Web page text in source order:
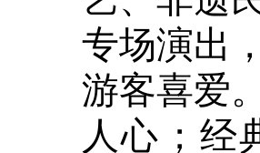
专场演出
游客喜爱
人心；经